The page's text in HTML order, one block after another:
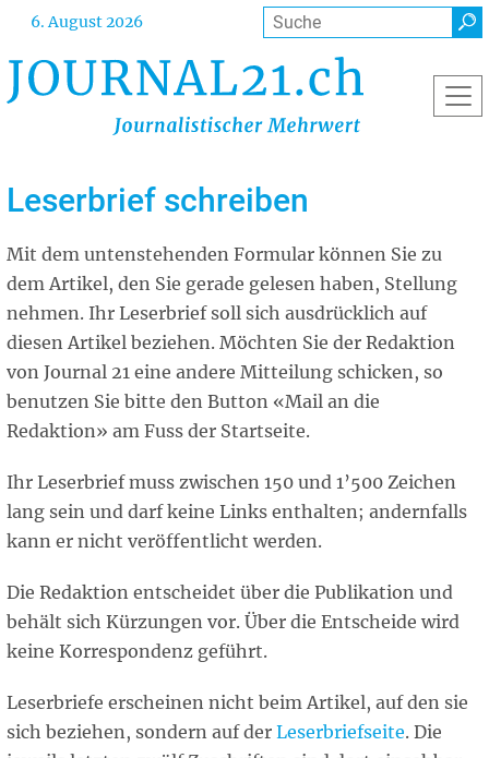
Direkt
Inhalt
6. August 2026 Suche
Leserbrief schreiben
Mit dem untenstehenden Formular können Sie zu
dem Artikel, den Sie gerade gelesen haben, Stellung
nehmen. Ihr Leserbrief soll sich ausdrücklich auf
diesen Artikel beziehen. Möchten Sie der Redaktion
von Journal 21 eine andere Mitteilung schicken, so
benutzen Sie bitte den Button «Mail an die
Redaktion» am Fuss der Startseite.
Ihr Leserbrief muss zwischen 150 und 1’500 Zeichen
lang sein und darf keine Links enthalten; andernfalls
kann er nicht veröffentlicht werden.
Die Redaktion entscheidet über die Publikation und
behält sich Kürzungen vor. Über die Entscheide wird
keine Korrespondenz geführt.
Leserbriefe erscheinen nicht beim Artikel, auf den sie
sich beziehen, sondern auf der Leserbriefseite. Die